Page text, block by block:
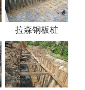
拉森钢板桩